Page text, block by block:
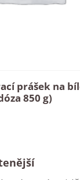
prášek na
850 g)